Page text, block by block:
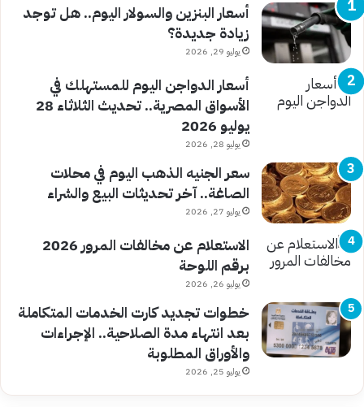
أسعار البنزين والسولار اليوم.. هل توجد
زيادة جديدة؟
يوليو 29, 2026
أسعار الدواجن اليوم للمستهلك في
الأسواق المصرية.. تحديث الثلاثاء 28
يوليو 2026
يوليو 28, 2026
سعر الجنيه الذهب اليوم في محلات
الصاغة.. آخر تحديثات البيع والشراء
يوليو 27, 2026
الاستعلام عن مخالفات المرور 2026
برقم اللوحة
يوليو 26, 2026
خطوات تجديد كارت الخدمات المتكاملة
بعد انتهاء مدة الصلاحية.. الإجراءات
والأوراق المطلوبة
يوليو 25, 2026